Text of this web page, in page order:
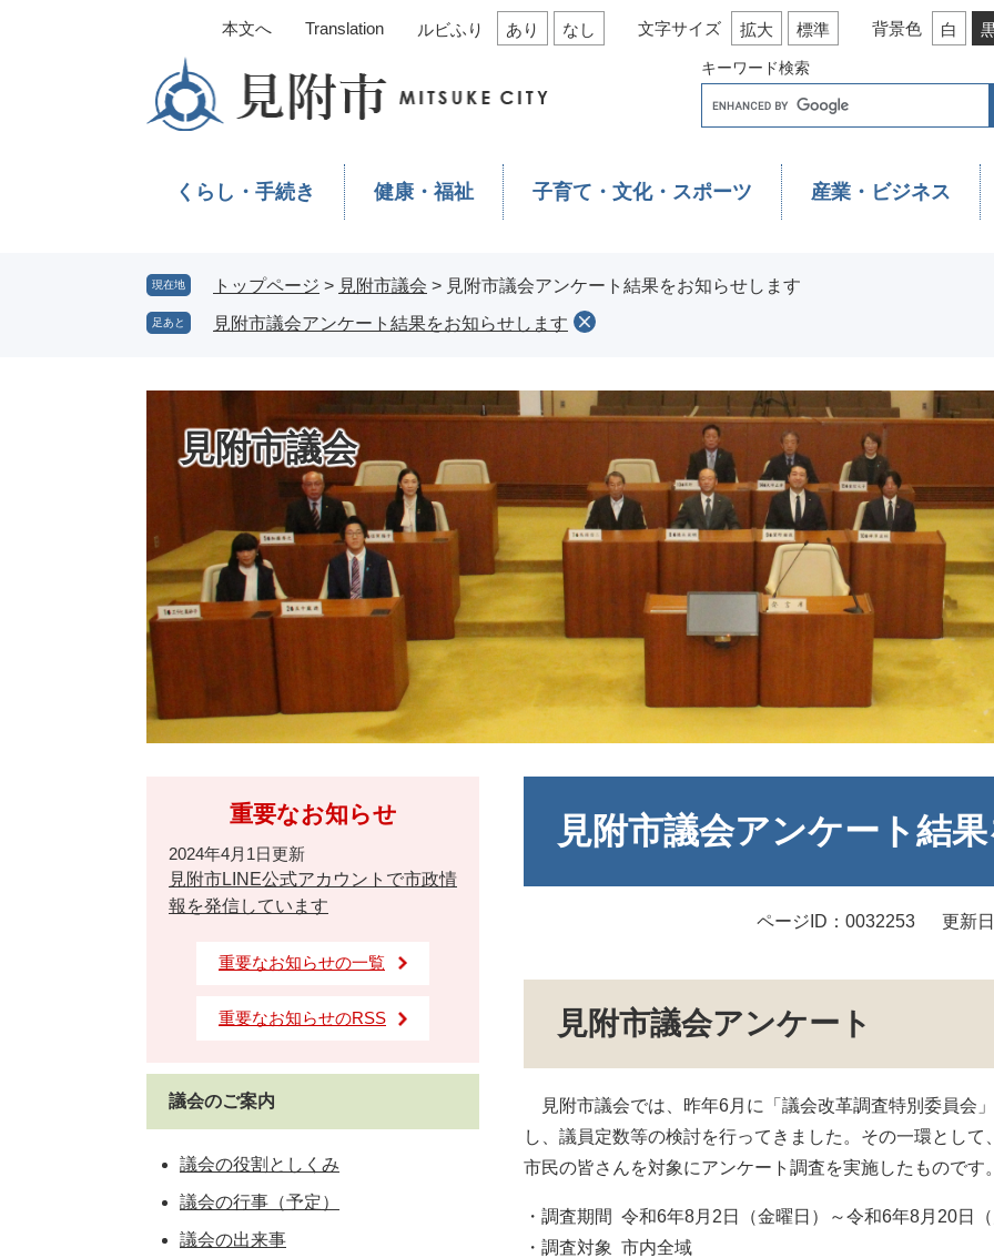
キーワード検索
本文へ Translation ルビふり あり なし 文字サイズ 拡大 標準 背景色 白
くらし・手続き 健康・福祉 子育て・文化・スポーツ 産業・ビジネス
現在地 トップページ > 見附市議会 > 見附市議会アンケート結果をお知らせします
足あと 見附市議会アンケート結果をお知らせします
見附市議会
見附市議会アンケート結
ページID：0032253 更新
見附市議会アンケート
見附市議会では、昨年6月に「議会改革調査特別委員会
し、議員定数等の検討を行ってきました。その一環とし
市民の皆さんを対象にアンケート調査を実施したものです
・調査期間 令和6年8月2日（金曜日）～令和6年8月20日
・調査対象 市内全域
重要なお知らせ
2024年4月1日更新
見附市LINE公式アカウントで市政情
報を発信しています
重要なお知らせの一覧
重要なお知らせのRSS
議会のご案内
議会の役割としくみ
議会の行事（予定）
議会の出来事